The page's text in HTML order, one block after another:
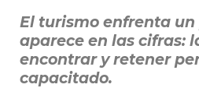
El turismo enfrenta
aparece en las cifras:
encontrar y retener
capacitado.